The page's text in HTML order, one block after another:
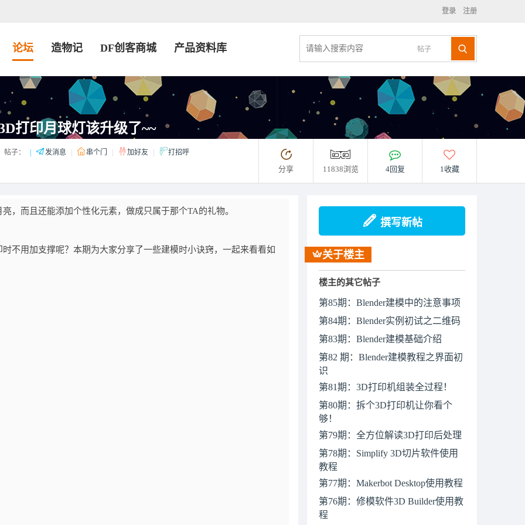
登录 注册
帖子
论坛 造物记 DF创客商城 产品资料库
打印月球灯该升级了~~
帖子： 发消息 串个门 加好友 打招呼
分享 11838浏览 4回复 1收藏
，而且还能添加个性化元素，做成只属于那个TA的礼物。
不用加支撑呢？本期为大家分享了一些建模时小诀窍，一起来看看如
撰写新帖
关于楼主
楼主的其它帖子
第85期：Blender建模中的注意事项
第84期：Blender实例初试之二维码
第83期：Blender建模基础介绍
第82 期：Blender建模教程之界面初
识
第81期：3D打印机组装全过程！
第80期：拆个3D打印机让你看个
够！
第79期：全方位解读3D打印后处理
第78期：Simplify 3D切片软件使用
教程
第77期：Makerbot Desktop使用教程
第76期：修模软件3D Builder使用教
程